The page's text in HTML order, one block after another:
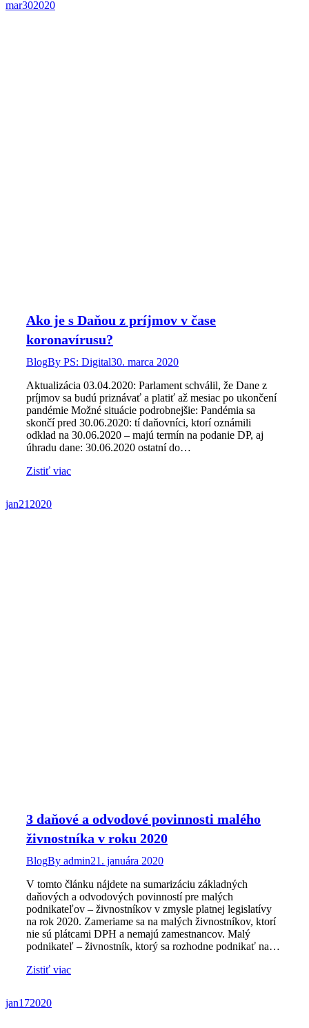
mar302020
Ako je s Daňou z príjmov v čase
koronavírusu?
BlogBy PS: Digital30. marca 2020
Aktualizácia 03.04.2020: Parlament schválil, že Dane z
príjmov sa budú priznávať a platiť až mesiac po ukončení
pandémie Možné situácie podrobnejšie: Pandémia sa
skončí pred 30.06.2020: tí daňovníci, ktorí oznámili
odklad na 30.06.2020 – majú termín na podanie DP, aj
úhradu dane: 30.06.2020 ostatní do…
Zistiť viac
jan21 2020
3 daňové a odvodové povinnosti malého
živnostníka v roku 2020
BlogBy admin21. januára 2020
V tomto článku nájdete na sumarizáciu základných
daňových a odvodových povinností pre malých
podnikateľov – živnostníkov v zmysle platnej legislatívy
na rok 2020. Zameriame sa na malých živnostníkov, ktorí
nie sú plátcami DPH a nemajú zamestnancov. Malý
podnikateľ – živnostník, ktorý sa rozhodne podnikať na…
Zistiť viac
jan172020